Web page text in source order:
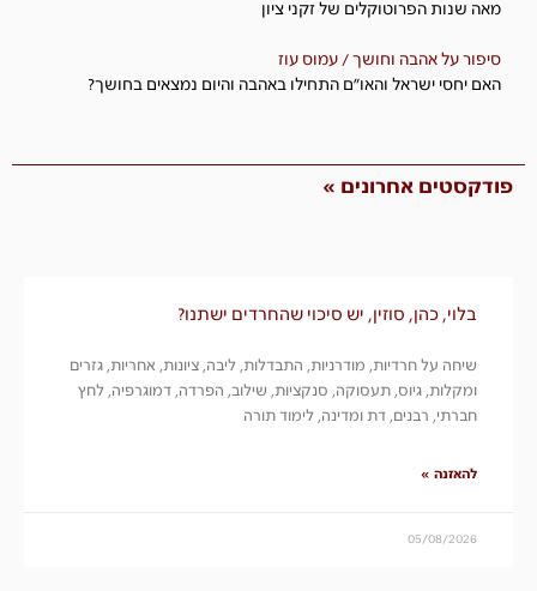
מאה שנות הפרוטוקלים של זקני ציון
סיפור על אהבה וחושך / עמוס עוז
האם יחסי ישראל והאו"ם התחילו באהבה והיום נמצאים בחושך?
פודקסטים אחרונים »
בלוי, כהן, סוזין, יש סיכוי שהחרדים ישתנו?
שיחה על חרדיות, מודרניות, התבדלות, ליבה, ציונות, אחריות, גזרים
ומקלות, גיוס, תעסוקה, סנקציות, שילוב, הפרדה, דמוגרפיה, לחץ
חברתי, רבנים, דת ומדינה, לימוד תורה
להאזנה »
05/08/2026